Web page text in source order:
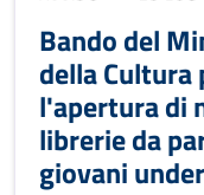
Bando del
della Cultura
l'apertura di
librerie da
giovani